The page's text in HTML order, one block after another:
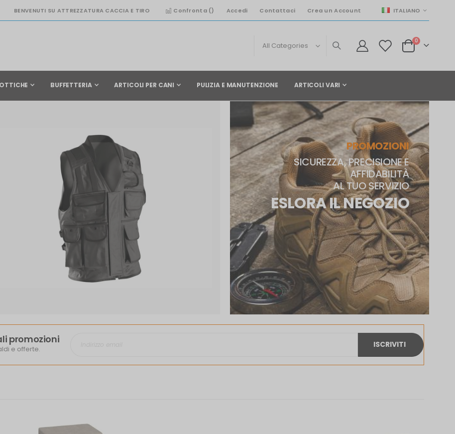
BENVENUTI SU ATTREZZATURA CACCIA E TIRO Confronta () Accedi Contattaci Crea un Account LINGUAITALIANO
Cart
0elementi
OTTICHE BUFFETTERIA ARTICOLI PER CANI PULIZIA E MANUTENZIONE ARTICOLI VARI
PROMOZIONI
SICUREZZA, PRECISIONE E
AFFIDABILITÀ
AL TUO SERVIZIO
ESLORA IL NEGOZIO
promozioni
e offerte. ISCRIVITI